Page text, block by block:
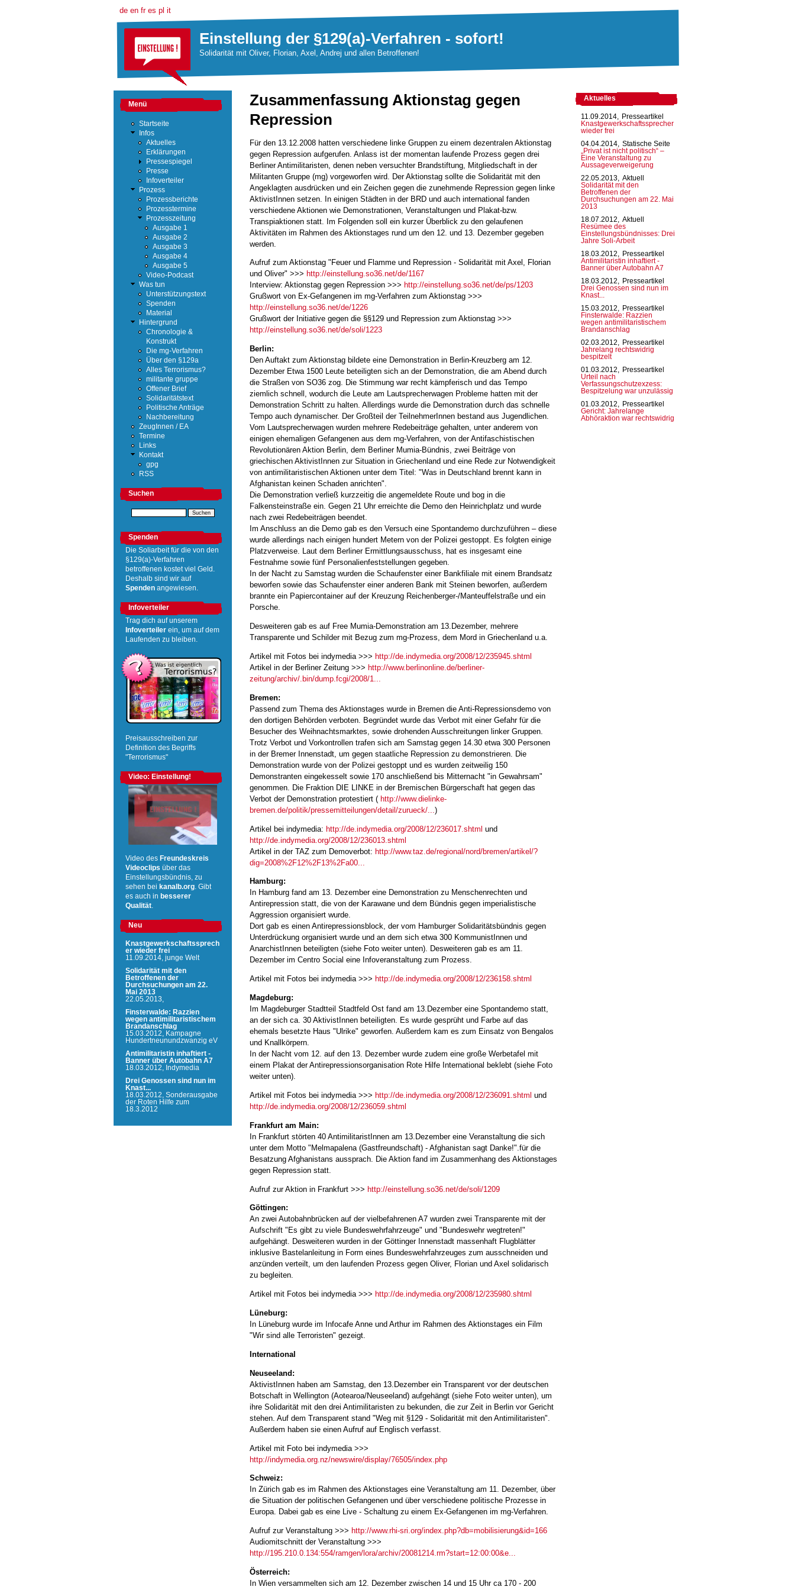
de en fr es pl it
Einstellung der §129(a)-Verfahren - sofort!
Solidarität mit Oliver, Florian, Axel, Andrej und allen Betroffenen!
Zusammenfassung Aktionstag gegen
Repression
Für den 13.12.2008 hatten verschiedene linke Gruppen zu einem dezentralen Aktionstag
gegen Repression aufgerufen. Anlass ist der momentan laufende Prozess gegen drei
Berliner Antimilitaristen, denen neben versuchter Brandstiftung, Mitgliedschaft in der
Militanten Gruppe (mg) vorgeworfen wird. Der Aktionstag sollte die Solidarität mit den
Angeklagten ausdrücken und ein Zeichen gegen die zunehmende Repression gegen linke
AktivistInnen setzen. In einigen Städten in der BRD und auch international fanden
verschiedene Aktionen wie Demonstrationen, Veranstaltungen und Plakat-bzw.
Transpiaktionen statt. Im Folgenden soll ein kurzer Überblick zu den gelaufenen
Aktivitäten im Rahmen des Aktionstages rund um den 12. und 13. Dezember gegeben
werden.
Aufruf zum Aktionstag "Feuer und Flamme und Repression - Solidarität mit Axel, Florian
und Oliver" >>> http://einstellung.so36.net/de/1167
Interview: Aktionstag gegen Repression >>> http://einstellung.so36.net/de/ps/1203
Grußwort von Ex-Gefangenen im mg-Verfahren zum Aktionstag >>>
http://einstellung.so36.net/de/1226
Grußwort der Initiative gegen die §§129 und Repression zum Aktionstag >>>
http://einstellung.so36.net/de/soli/1223
Berlin:
Den Auftakt zum Aktionstag bildete eine Demonstration in Berlin-Kreuzberg am 12.
Dezember Etwa 1500 Leute beteiligten sich an der Demonstration, die am Abend durch
die Straßen von SO36 zog. Die Stimmung war recht kämpferisch und das Tempo
ziemlich schnell, wodurch die Leute am Lautsprecherwagen Probleme hatten mit der
Demonstration Schritt zu halten. Allerdings wurde die Demonstration durch das schnelle
Tempo auch dynamischer. Der Großteil der TeilnehmerInnen bestand aus Jugendlichen.
Vom Lautsprecherwagen wurden mehrere Redebeiträge gehalten, unter anderem von
einigen ehemaligen Gefangenen aus dem mg-Verfahren, von der Antifaschistischen
Revolutionären Aktion Berlin, dem Berliner Mumia-Bündnis, zwei Beiträge von
griechischen AktivistInnen zur Situation in Griechenland und eine Rede zur Notwendigkeit
von antimilitaristischen Aktionen unter dem Titel: "Was in Deutschland brennt kann in
Afghanistan keinen Schaden anrichten".
Die Demonstration verließ kurzzeitig die angemeldete Route und bog in die
Falkensteinstraße ein. Gegen 21 Uhr erreichte die Demo den Heinrichplatz und wurde
nach zwei Redebeiträgen beendet.
Im Anschluss an die Demo gab es den Versuch eine Spontandemo durchzuführen – diese
wurde allerdings nach einigen hundert Metern von der Polizei gestoppt. Es folgten einige
Platzverweise. Laut dem Berliner Ermittlungsausschuss, hat es insgesamt eine
Festnahme sowie fünf Personalienfeststellungen gegeben.
In der Nacht zu Samstag wurden die Schaufenster einer Bankfiliale mit einem Brandsatz
beworfen sowie das Schaufenster einer anderen Bank mit Steinen beworfen, außerdem
brannte ein Papiercontainer auf der Kreuzung Reichenberger-/Manteuffelstraße und ein
Porsche.
Desweiteren gab es auf Free Mumia-Demonstration am 13.Dezember, mehrere
Transparente und Schilder mit Bezug zum mg-Prozess, dem Mord in Griechenland u.a.
Artikel mit Fotos bei indymedia >>> http://de.indymedia.org/2008/12/235945.shtml
Artikel in der Berliner Zeitung >>> http://www.berlinonline.de/berliner-
zeitung/archiv/.bin/dump.fcgi/2008/1...
Bremen:
Passend zum Thema des Aktionstages wurde in Bremen die Anti-Repressionsdemo von
den dortigen Behörden verboten. Begründet wurde das Verbot mit einer Gefahr für die
Besucher des Weihnachtsmarktes, sowie drohenden Ausschreitungen linker Gruppen.
Trotz Verbot und Vorkontrollen trafen sich am Samstag gegen 14.30 etwa 300 Personen
in der Bremer Innenstadt, um gegen staatliche Repression zu demonstrieren. Die
Demonstration wurde von der Polizei gestoppt und es wurden zeitweilig 150
Demonstranten eingekesselt sowie 170 anschließend bis Mitternacht "in Gewahrsam"
genommen. Die Fraktion DIE LINKE in der Bremischen Bürgerschaft hat gegen das
Verbot der Demonstration protestiert ( http://www.dielinke-
bremen.de/politik/pressemitteilungen/detail/zurueck/... )
Artikel bei indymedia: http://de.indymedia.org/2008/12/236017.shtml und
http://de.indymedia.org/2008/12/236013.shtml
Artikel in der TAZ zum Demoverbot: http://www.taz.de/regional/nord/bremen/artikel/?
dig=2008%2F12%2F13%2Fa00...
Hamburg:
In Hamburg fand am 13. Dezember eine Demonstration zu Menschenrechten und
Antirepression statt, die von der Karawane und dem Bündnis gegen imperialistische
Aggression organisiert wurde.
Dort gab es einen Antirepressionsblock, der vom Hamburger Solidaritätsbündnis gegen
Unterdrückung organisiert wurde und an dem sich etwa 300 KommunistInnen und
AnarchistInnen beteiligten (siehe Foto weiter unten). Desweiteren gab es am 11.
Dezember im Centro Social eine Infoveranstaltung zum Prozess.
Artikel mit Fotos bei indymedia >>> http://de.indymedia.org/2008/12/236158.shtml
Magdeburg:
Im Magdeburger Stadtteil Stadtfeld Ost fand am 13.Dezember eine Spontandemo statt,
an der sich ca. 30 AktivistInnen beteiligten. Es wurde gesprüht und Farbe auf das
ehemals besetzte Haus "Ulrike" geworfen. Außerdem kam es zum Einsatz von Bengalos
und Knallkörpern.
In der Nacht vom 12. auf den 13. Dezember wurde zudem eine große Werbetafel mit
einem Plakat der Antirepressionsorganisation Rote Hilfe International beklebt (siehe Foto
weiter unten).
Artikel mit Fotos bei indymedia >>> http://de.indymedia.org/2008/12/236091.shtml und
http://de.indymedia.org/2008/12/236059.shtml
Frankfurt am Main:
In Frankfurt störten 40 AntimilitaristInnen am 13.Dezember eine Veranstaltung die sich
unter dem Motto "Melmapalena (Gastfreundschaft) - Afghanistan sagt Danke!".für die
Besatzung Afghanistans aussprach. Die Aktion fand im Zusammenhang des Aktionstages
gegen Repression statt.
Aufruf zur Aktion in Frankfurt >>> http://einstellung.so36.net/de/soli/1209
Göttingen:
An zwei Autobahnbrücken auf der vielbefahrenen A7 wurden zwei Transparente mit der
Aufschrift "Es gibt zu viele Bundeswehrfahrzeuge" und "Bundeswehr wegtreten!"
aufgehängt. Desweiteren wurden in der Göttinger Innenstadt massenhaft Flugblätter
inklusive Bastelanleitung in Form eines Bundeswehrfahrzeuges zum ausschneiden und
anzünden verteilt, um den laufenden Prozess gegen Oliver, Florian und Axel solidarisch
zu begleiten.
Artikel mit Fotos bei indymedia >>> http://de.indymedia.org/2008/12/235980.shtml
Lüneburg:
In Lüneburg wurde im Infocafe Anne und Arthur im Rahmen des Aktionstages ein Film
"Wir sind alle Terroristen" gezeigt.
International
Neuseeland:
AktivistInnen haben am Samstag, den 13.Dezember ein Transparent vor der deutschen
Botschaft in Wellington (Aotearoa/Neuseeland) aufgehängt (siehe Foto weiter unten), um
ihre Solidarität mit den drei Antimilitaristen zu bekunden, die zur Zeit in Berlin vor Gericht
stehen. Auf dem Transparent stand "Weg mit §129 - Solidarität mit den Antimilitaristen".
Außerdem haben sie einen Aufruf auf Englisch verfasst.
Artikel mit Foto bei indymedia >>>
http://indymedia.org.nz/newswire/display/76505/index.php
Schweiz:
In Zürich gab es im Rahmen des Aktionstages eine Veranstaltung am 11. Dezember, über
die Situation der politischen Gefangenen und über verschiedene politische Prozesse in
Europa. Dabei gab es eine Live - Schaltung zu einem Ex-Gefangenen im mg-Verfahren.
Aufruf zur Veranstaltung >>> http://www.rhi-sri.org/index.php?db=mobilisierung&id=166
Audiomitschnitt der Veranstaltung >>>
http://195.210.0.134:554/ramgen/lora/archiv/20081214.rm?start=12:00:00&e...
Österreich:
In Wien versammelten sich am 12. Dezember zwischen 14 und 15 Uhr ca 170 - 200
Menü
Startseite
Infos
Aktuelles
Erklärungen
Pressespiegel
Presse
Infoverteiler
Prozess
Prozessberichte
Prozesstermine
Prozesszeitung
Ausgabe 1
Ausgabe 2
Ausgabe 3
Ausgabe 4
Ausgabe 5
Video-Podcast
Was tun
Unterstützungstext
Spenden
Material
Hintergrund
Chronologie &
Konstrukt
Die mg-Verfahren
Über den §129a
Alles Terrorismus?
militante gruppe
Offener Brief
Solidaritätstext
Politische Anträge
Nachbereitung
ZeugInnen / EA
Termine
Links
Kontakt
gpg
RSS
Suchen
Spenden
Die Soliarbeit für die von den
§129(a)-Verfahren
betroffenen kostet viel Geld.
Deshalb sind wir auf
Spenden angewiesen.
Infoverteiler
Trag dich auf unserem
Infoverteiler ein, um auf dem
Laufenden zu bleiben.
Preisausschreiben zur
Definition des Begriffs
"Terrorismus"
Video: Einstellung!
Video des Freundeskreis
Videoclips über das
Einstellungsbündnis, zu
sehen bei kanalb.org . Gibt
es auch in besserer
Qualität
Neu
Knastgewerkschaftssprech
er wieder frei
11.09.2014, junge Welt
Solidarität mit den
Betroffenen der
Durchsuchungen am 22.
Mai 2013
22.05.2013,
Finsterwalde: Razzien
wegen antimilitaristischem
Brandanschlag
15.03.2012,
Kampagne
Hundertneunundzwanzig eV
Antimilitaristin inhaftiert -
Banner über Autobahn A7
18.03.2012,
Indymedia
Drei Genossen sind nun im
Knast...
18.03.2012, Sonderausgabe
der Roten Hilfe zum
18.3.2012
Aktuelles
11.09.2014,
Presseartikel
Knastgewerkschaftssprecher
wieder frei
04.04.2014,
Statische Seite
„Privat ist nicht politisch“ –
Eine Veranstaltung zu
Aussageverweigerung
22.05.2013,
Aktuell
Solidarität mit den
Betroffenen der
Durchsuchungen am 22. Mai
2013
18.07.2012,
Aktuell
Resümee des
Einstellungsbündnisses: Drei
Jahre Soli-Arbeit
18.03.2012,
Presseartikel
Antimilitaristin inhaftiert -
Banner über Autobahn A7
18.03.2012,
Presseartikel
Drei Genossen sind nun im
Knast...
15.03.2012,
Presseartikel
Finsterwalde: Razzien
wegen antimilitaristischem
Brandanschlag
02.03.2012,
Presseartikel
Jahrelang rechtswidrig
bespitzelt
01.03.2012,
Presseartikel
Urteil nach
Verfassungschutzexzess:
Bespitzelung war unzulässig
01.03.2012,
Presseartikel
Gericht: Jahrelange
Abhöraktion war rechtswidrig